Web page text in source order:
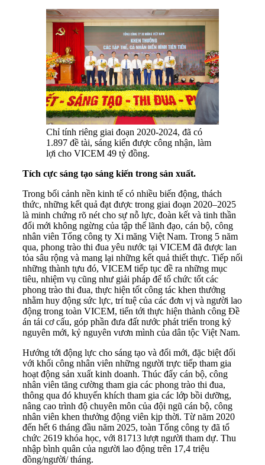
Chỉ tính riêng giai đoạn 2020-2024, đã có
1.897 đề tài, sáng kiến được công nhận, làm
lợi cho VICEM 49 tỷ đồng.
Tích cực sáng tạo sáng kiến trong sản xuất.
Trong bối cảnh nền kinh tế có nhiều biến động, thách
thức, những kết quả đạt được trong giai đoạn 2020–2025
là minh chứng rõ nét cho sự nỗ lực, đoàn kết và tinh thần
đổi mới không ngừng của tập thể lãnh đạo, cán bộ, công
nhân viên Tổng công ty Xi măng Việt Nam. Trong 5 năm
qua, phong trào thi đua yêu nước tại VICEM đã được lan
tỏa sâu rộng và mang lại những kết quả thiết thực. Tiếp nối
những thành tựu đó, VICEM tiếp tục đề ra những mục
tiêu, nhiệm vụ cũng như giải pháp để tổ chức tốt các
phong trào thi đua, thực hiện tốt công tác khen thưởng
nhằm huy động sức lực, trí tuệ của các đơn vị và người lao
động trong toàn VICEM, tiến tới thực hiện thành công Đề
án tái cơ cấu, góp phần đưa đất nước phát triển trong kỷ
nguyên mới, kỷ nguyên vươn mình của dân tộc Việt Nam.
Hướng tới động lực cho sáng tạo và đổi mới, đặc biệt đối
với khối công nhân viên những người trực tiếp tham gia
hoạt động sản xuất kinh doanh. Thúc đẩy cán bộ, công
nhân viên tăng cường tham gia các phong trào thi đua,
thông qua đó khuyến khích tham gia các lớp bồi dưỡng,
nâng cao trình độ chuyên môn của đội ngũ cán bộ, công
nhân viên khen thưởng động viên kịp thời. Từ năm 2020
đến hết 6 tháng đầu năm 2025, toàn Tổng công ty đã tổ
chức 2619 khóa học, với 81713 lượt người tham dự. Thu
nhập bình quân của người lao động trên 17,4 triệu
đồng/người/ tháng.